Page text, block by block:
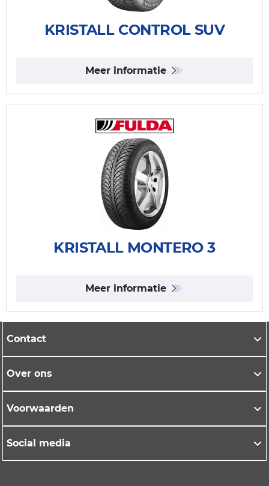
KRISTALL CONTROL SUV
Meer informatie
KRISTALL MONTERO 3
Meer informatie
Contact
Over ons
Voorwaarden
Social media